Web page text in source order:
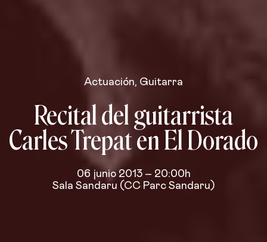
Actuación, Guitarra
Recital del guitarrista
Carles Trepat en El Dorado
06 junio 2013 – 20:00h
Sala Sandaru (CC Parc Sandaru)